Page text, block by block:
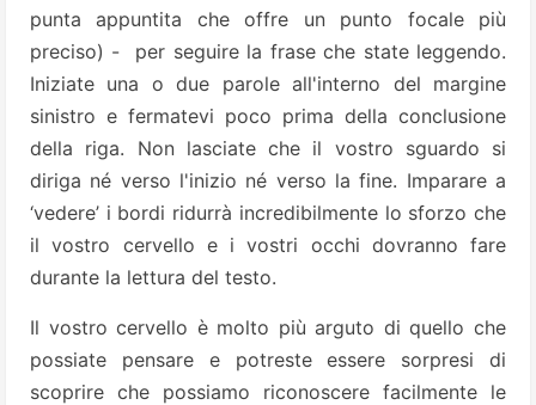
punta appuntita che offre un punto focale più
preciso) - per seguire la frase che state leggendo.
Iniziate una o due parole all'interno del margine
sinistro e fermatevi poco prima della conclusione
della riga. Non lasciate che il vostro sguardo si
diriga né verso l'inizio né verso la fine. Imparare a
‘vedere’ i bordi ridurrà incredibilmente lo sforzo che
il vostro cervello e i vostri occhi dovranno fare
durante la lettura del testo.
Il vostro cervello è molto più arguto di quello che
possiate pensare e potreste essere sorpresi di
scoprire che possiamo riconoscere facilmente le